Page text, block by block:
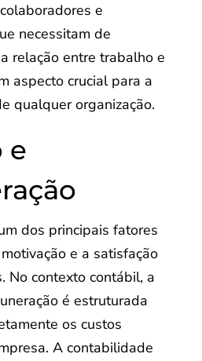
e
necessitam de
relação entre trabalho e
aspecto crucial para a
qualquer organização.
e
dos principais fatores
e a satisfação
No contexto contábil, a
é estruturada
os custos
A contabilidade